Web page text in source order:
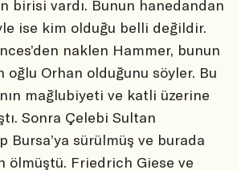
birisi vardı. Bunun hanedandan
ise kim olduğu belli değildir.
naklen Hammer, bunun
oğlu Orhan olduğunu söyler. Bu
mağlubiyeti ve katli üzerine
Sonra Çelebi Sultan
Bursa’ya sürülmüş ve burada
ölmüştü. Friedrich Giese ve